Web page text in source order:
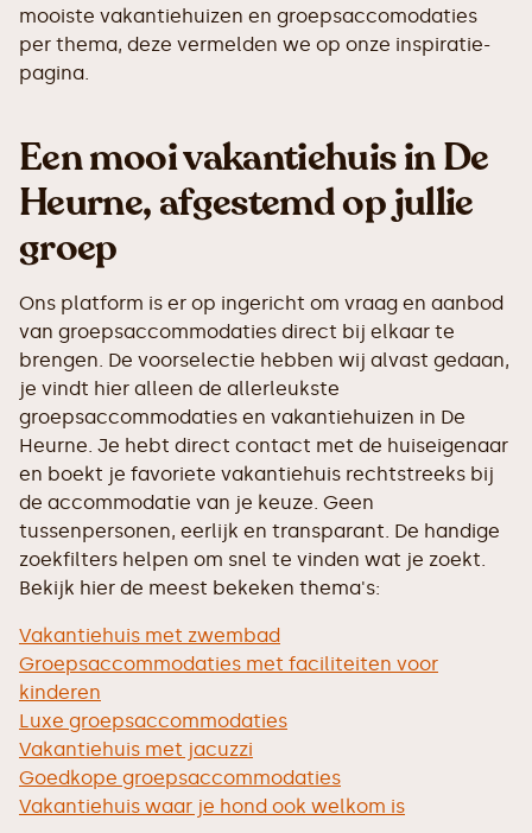
mooiste vakantiehuizen en groepsaccomodaties
per thema, deze vermelden we op onze inspiratie-
pagina.
Een mooi vakantiehuis in De
Heurne, afgestemd op jullie
groep
Ons platform is er op ingericht om vraag en aanbod
van groepsaccommodaties direct bij elkaar te
brengen. De voorselectie hebben wij alvast gedaan,
je vindt hier alleen de allerleukste
groepsaccommodaties en vakantiehuizen in De
Heurne. Je hebt direct contact met de huiseigenaar
en boekt je favoriete vakantiehuis rechtstreeks bij
de accommodatie van je keuze. Geen
tussenpersonen, eerlijk en transparant. De handige
zoekfilters helpen om snel te vinden wat je zoekt.
Bekijk hier de meest bekeken thema's:
Vakantiehuis met zwembad
Groepsaccommodaties met faciliteiten voor
kinderen
Luxe groepsaccommodaties
Vakantiehuis met jacuzzi
Goedkope groepsaccommodaties
Vakantiehuis waar je hond ook welkom is